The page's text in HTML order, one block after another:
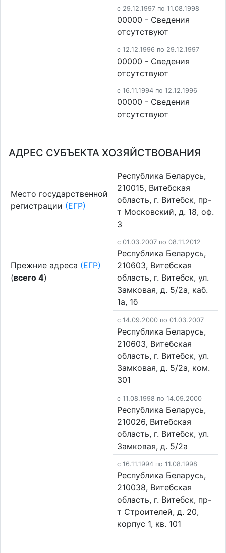
c 29.12.1997 по 11.08.1998
00000 - Cведения
отсутствуют
c 12.12.1996 по 29.12.1997
00000 - Cведения
отсутствуют
c 16.11.1994 по 12.12.1996
00000 - Cведения
отсутствуют
АДРЕС СУБЪЕКТА ХОЗЯЙСТВОВАНИЯ
Место государственной
регистрации (ЕГР)
Республика Беларусь,
210015, Витебская
область, г. Витебск, пр-
т Московский, д. 18, оф.
3
Прежние адреса (ЕГР)
(всего 4)
c 01.03.2007 по 08.11.2012
Республика Беларусь,
210603, Витебская
область, г. Витебск, ул.
Замковая, д. 5/2а, каб.
1а, 1б
c 14.09.2000 по 01.03.2007
Республика Беларусь,
210603, Витебская
область, г. Витебск, ул.
Замковая, д. 5/2а, ком.
301
c 11.08.1998 по 14.09.2000
Республика Беларусь,
210026, Витебская
область, г. Витебск, ул.
Замковая, д. 5/2а
c 16.11.1994 по 11.08.1998
Республика Беларусь,
210038, Витебская
область, г. Витебск, пр-
т Строителей, д. 20,
корпус 1, кв. 101